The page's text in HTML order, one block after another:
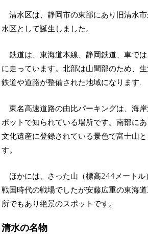
清水区は、静岡市の東部にあり旧清水
水区として誕生しました。
鉄道は、東海道本線、静岡鉄道、車で
に走っています。北部は山間部のため、
鉄道や道路が整備された地域になります.
東名高速道路の由比パーキングは、海
ポットで知られている場所です。南部に
文化遺産に登録されている景色で富士山
す。
ほかには、さった山（標高244メートル
戦国時代の戦場でしたが安藤広重の東海
所でもあり絶景のスポットです。
清水の名物